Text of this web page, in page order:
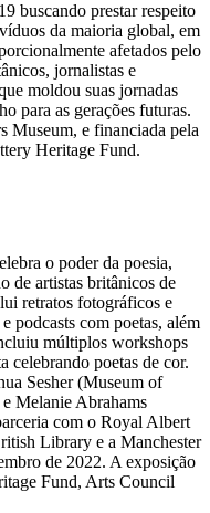
buscando prestar respeito
da maioria global, em
afetados pelo
jornalistas e
moldou suas jornadas
para as gerações futuras.
Museum, e financiada pela
Heritage Fund.
o poder da poesia,
de artistas britânicos de
retratos fotográficos e
podcasts com poetas, além
múltiplos workshops
celebrando poetas de cor.
Sesher (Museum of
Melanie Abrahams
com o Royal Albert
Library e a Manchester
de 2022. A exposição
Fund, Arts Council